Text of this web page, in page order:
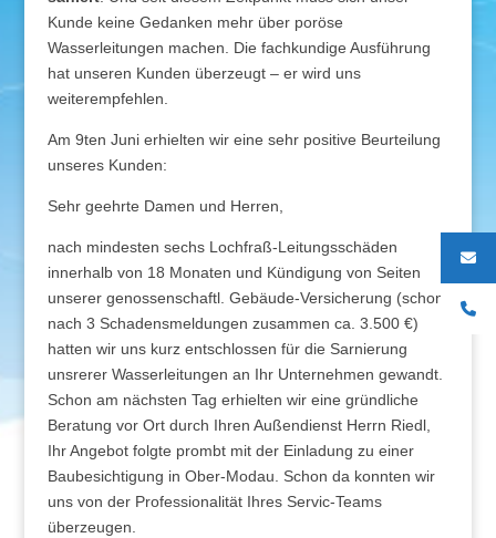
Kunde keine Gedanken mehr über poröse
Wasserleitungen machen. Die fachkundige Ausführung
hat unseren Kunden überzeugt – er wird uns
weiterempfehlen.
Am 9ten Juni erhielten wir eine sehr positive Beurteilung
unseres Kunden:
Sehr geehrte Damen und Herren,
nach mindesten sechs Lochfraß-Leitungsschäden
innerhalb von 18 Monaten und Kündigung von Seiten
unserer genossenschaftl. Gebäude-Versicherung (schon
nach 3 Schadensmeldungen zusammen ca. 3.500 €)
hatten wir uns kurz entschlossen für die Sarnierung
unsrerer Wasserleitungen an Ihr Unternehmen gewandt.
Schon am nächsten Tag erhielten wir eine gründliche
Beratung vor Ort durch Ihren Außendienst Herrn Riedl,
Ihr Angebot folgte prombt mit der Einladung zu einer
Baubesichtigung in Ober-Modau. Schon da konnten wir
uns von der Professionalität Ihres Servic-Teams
überzeugen.